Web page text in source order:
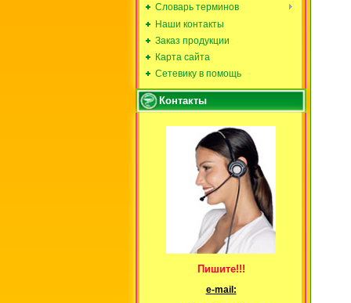
Словарь терминов
Наши контакты
Заказ продукции
Карта сайта
Сетевику в помощь
Контакты
Пишите!!!
е-mail: